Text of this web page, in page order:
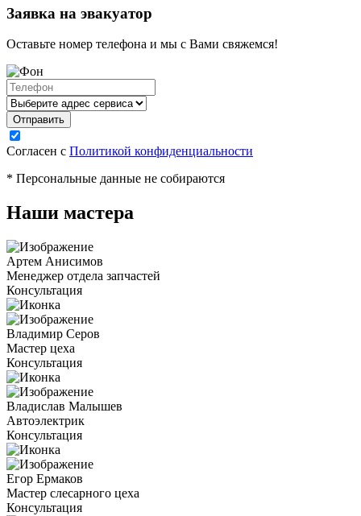
Заявка на эвакуатор
Оставьте номер телефона и мы с Вами свяжемся!
Согласен с Политикой конфиденциальности
* Персональные данные не собираются
Наши мастера
Артем Анисимов
Менеджер отдела запчастей
Консультация
Владимир Серов
Мастер цеха
Консультация
Владислав Малышев
Автоэлектрик
Консультация
Егор Ермаков
Мастер слесарного цеха
Консультация